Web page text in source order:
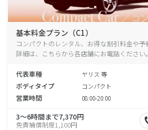
基本料金プラン（C1）
コンパクトのレンタル、お得な割引料金や
詳細は、こちらから各店舗にお電話ください。
代表車種 ヤリス 等
ボディタイプ コンパクト
営業時間 08:00-20:00
3～6時間まで7,370円
免責補償制度1,100円